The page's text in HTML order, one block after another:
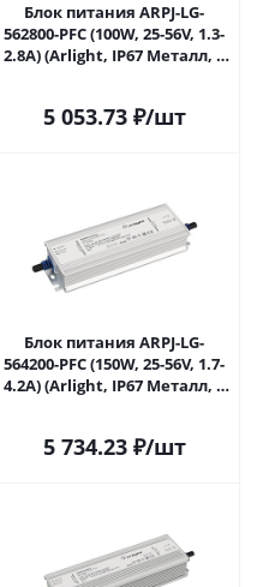
Блок питания ARPJ-LG-
562800-PFC (100W, 25-56V, 1.3-
2.8A) (Arlight, IP67 Металл, 5
5 053.73₽/шт
Блок питания ARPJ-LG-
564200-PFC (150W, 25-56V, 1.7-
4.2A) (Arlight, IP67 Металл, 5
5 734.23₽/шт